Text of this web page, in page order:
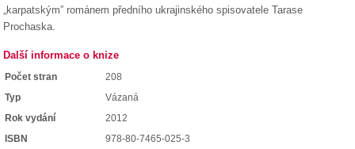
„karpatským” románem předního ukrajinského spisovatele Tarase
Prochaska.
Další informace o knize
Počet stran
208
Typ
Vázaná
Rok vydání
2012
ISBN
978-80-7465-025-3